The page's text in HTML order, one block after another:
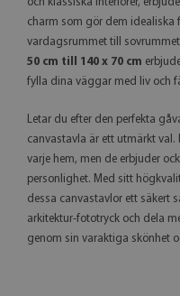
och klassiska interiörer,
charm som gör dem idealiska
vardagsrummet till
50 cm till 140 x 70 cm
fylla dina väggar med liv och
Letar du efter den perfekta
canvastavla är ett utmärkt val.
varje hem, men de erbjuder
personlighet. Med sitt
dessa canvastavlor ett säkert
arkitektur-fototryck och dela
genom sin varaktiga skönhet